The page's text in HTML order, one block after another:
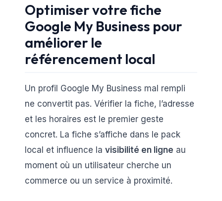
Optimiser votre fiche
Google My Business pour
améliorer le
référencement local
Un profil Google My Business mal rempli
ne convertit pas. Vérifier la fiche, l’adresse
et les horaires est le premier geste
concret. La fiche s’affiche dans le pack
local et influence la visibilité en ligne au
moment où un utilisateur cherche un
commerce ou un service à proximité.